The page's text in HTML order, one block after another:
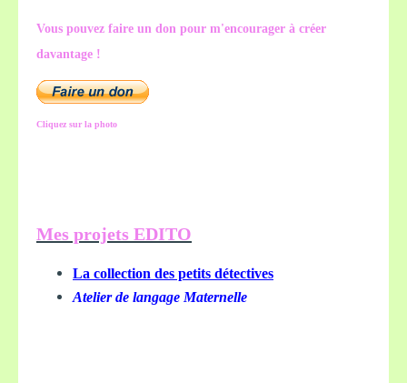
Vous pouvez faire un don pour m'encourager à créer
davantage !
Cliquez sur la photo
Mes projets EDITO
La collection des petits détectives
Atelier de langage Maternelle